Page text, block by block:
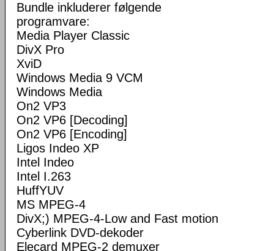
Bundle inkluderer følgende
programvare:
Media Player Classic
DivX Pro
XviD
Windows Media 9 VCM
Windows Media
On2 VP3
On2 VP6 [Decoding]
On2 VP6 [Encoding]
Ligos Indeo XP
Intel Indeo
Intel I.263
HuffYUV
MS MPEG-4
DivX;) MPEG-4-Low and Fast motion
Cyberlink DVD-dekoder
Elecard MPEG-2 demuxer